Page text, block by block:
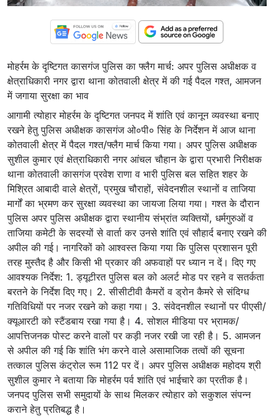
मोहर्रम के दृष्टिगत कासगंज पुलिस का फ्लैग मार्च: अपर पुलिस अधीक्षक व
क्षेत्राधिकारी नगर द्वारा थाना कोतवाली क्षेत्र में की गई पैदल गश्त, आमजन
में जगाया सुरक्षा का भाव
आगामी त्योहार मोहर्रम के दृष्टिगत जनपद में शांति एवं कानून व्यवस्था बनाए
रखने हेतु पुलिस अधीक्षक कासगंज ओ०पी० सिंह के निर्देशन में आज थाना
कोतवाली क्षेत्र में पैदल गश्त/फ्लैग मार्च किया गया। अपर पुलिस अधीक्षक
सुशील कुमार एवं क्षेत्राधिकारी नगर आंचल चौहान के द्वारा प्रभारी निरीक्षक
थाना कोतवाली कासगंज प्रवेश राणा व भारी पुलिस बल सहित शहर के
मिश्रित आबादी वाले क्षेत्रों, प्रमुख चौराहों, संवेदनशील स्थानों व ताजिया
मार्गों का भ्रमण कर सुरक्षा व्यवस्था का जायजा लिया गया। गश्त के दौरान
पुलिस अपर पुलिस अधीक्षक द्वारा स्थानीय संभ्रांत व्यक्तियों, धर्मगुरुओं व
ताजिया कमेटी के सदस्यों से वार्ता कर उनसे शांति एवं सौहार्द बनाए रखने की
अपील की गई। नागरिकों को आश्वस्त किया गया कि पुलिस प्रशासन पूरी
तरह मुस्तैद है और किसी भी प्रकार की अफवाहों पर ध्यान न दें। दिए गए
आवश्यक निर्देश: 1. ड्यूटीरत पुलिस बल को अलर्ट मोड पर रहने व सतर्कता
बरतने के निर्देश दिए गए। 2. सीसीटीवी कैमरों व ड्रोन कैमरे से संदिग्ध
गतिविधियों पर नजर रखने को कहा गया। 3. संवेदनशील स्थानों पर पीएसी/
क्यूआरटी को स्टैंडबाय रखा गया है। 4. सोशल मीडिया पर भ्रामक/
आपत्तिजनक पोस्ट करने वालों पर कड़ी नजर रखी जा रही है। 5. आमजन
से अपील की गई कि शांति भंग करने वाले असामाजिक तत्वों की सूचना
तत्काल पुलिस कंट्रोल रूम 112 पर दें। अपर पुलिस अधीक्षक महोदय श्री
सुशील कुमार ने बताया कि मोहर्रम पर्व शांति एवं भाईचारे का प्रतीक है।
जनपद पुलिस सभी समुदायों के साथ मिलकर त्योहार को सकुशल संपन्न
कराने हेतु प्रतिबद्ध है।